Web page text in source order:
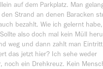
auf dem Parkplatz. Man
Strand an denen Baracken
bezahlt. Wie ich gelernt
also doch mal kein Müll
weg und dann zahlt man
das jetzt hier? Ich sehe weder
noch ein Drehkreuz. Kein